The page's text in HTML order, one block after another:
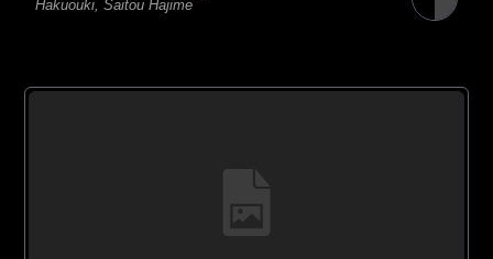
Hakuouki, Saitou Hajime